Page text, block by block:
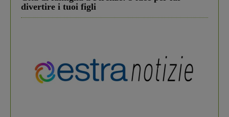
divertire i tuoi figli